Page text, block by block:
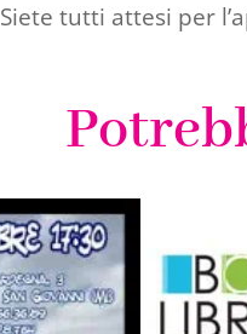
Siete tutti attesi per